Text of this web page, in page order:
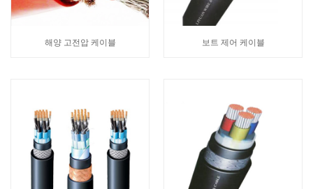
해양 고전압 케이블 보트 제어 케이블